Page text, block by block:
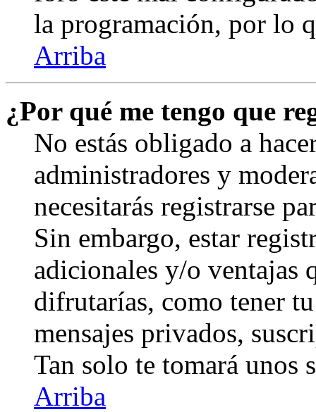
la programación, por lo
Arriba
¿Por qué me tengo que
No estás obligado a
administradores y
necesitarás registrarse
Sin embargo, estar
adicionales y/o ventajas
difrutarías, como tener
mensajes privados,
Tan solo te tomará unos
Arriba